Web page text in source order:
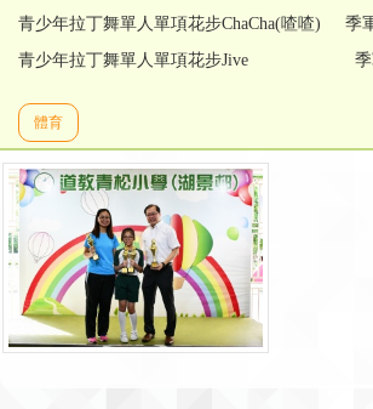
青少年拉丁舞單人單項花步ChaCha(喳喳)
青少年拉丁舞單人單項花步Jive 季軍
體育